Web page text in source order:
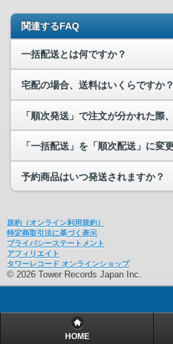
関連するFAQ
一括配送とは何ですか？
宅配の場合、送料はいくらですか？
予約商品はいつ発送されますか？
規約（オンライン利用規約）
特定商取引法に基づく表示
プライバシーステートメント
アフィリエイト
タワーレコード オンラインショップ
© 2026 Tower Records Japan Inc.
HOME